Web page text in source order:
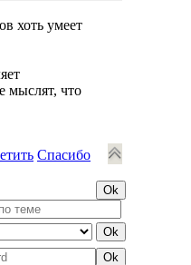
хоть умеет
мыслят, что
Спасибо